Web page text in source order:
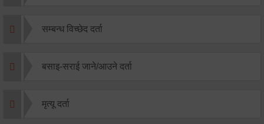
सम्बन्ध विच्छेद दर्ता
बसाइ-सराई जाने/आउने दर्ता
मृत्यू दर्ता